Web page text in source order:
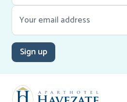
Sign up